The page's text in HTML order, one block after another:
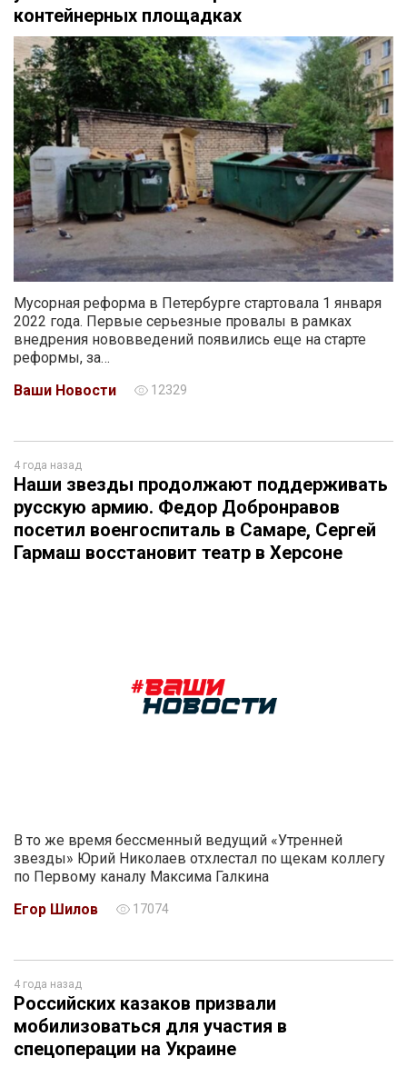
контейнерных площадках
Мусорная реформа в Петербурге стартовала 1 января
2022 года. Первые серьезные провалы в рамках
внедрения нововведений появились еще на старте
реформы, за…
Ваши Новости
12329
4 года назад
Наши звезды продолжают поддерживать
русскую армию. Федор Добронравов
посетил военгоспиталь в Самаре, Сергей
Гармаш восстановит театр в Херсоне
В то же время бессменный ведущий «Утренней
звезды» Юрий Николаев отхлестал по щекам коллегу
по Первому каналу Максима Галкина
Егор Шилов
17074
4 года назад
Российских казаков призвали
мобилизоваться для участия в
спецоперации на Украине